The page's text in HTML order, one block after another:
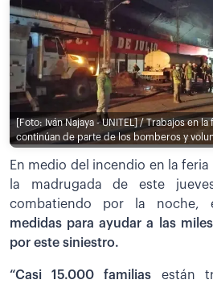
[Foto: Iván Najaya - UNITEL] / Trabajos en
continúan de parte de los bomberos y
En medio del incendio en la
la madrugada de este
combatiendo por la noche,
medidas para ayudar a las
por este siniestro.
“Casi 15.000 familias están